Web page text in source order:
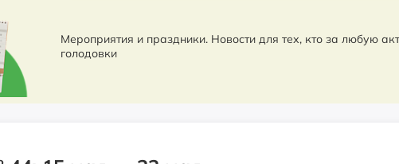
по лжи!
Народные новости
Мероприятия и праздники. Новости для тех, кто за любую активность, кроме
голодовки